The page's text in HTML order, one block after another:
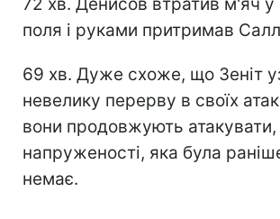
поля і руками притримав
69 хв. Дуже схоже, що Зеніт
невелику перерву в своїх
вони продовжують атакувати,
напруженості, яка була
немає.